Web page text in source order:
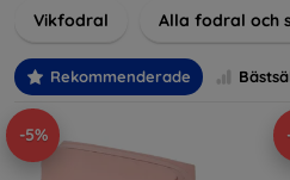
att hitta rätt tillbehör till din
inte bara praktiska utan också
till en integrerad del av din
eller de som bara vill skydda sin
dig.
Vikfodral Alla fodral och
Rekommenderade
-5%